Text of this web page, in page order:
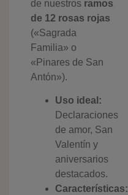
de nuestros ramos
de 12 rosas rojas
(«Sagrada
Familia» o
«Pinares de San
Antón»).
Uso ideal:
Declaraciones
de amor, San
Valentín y
aniversarios
destacados.
Características: